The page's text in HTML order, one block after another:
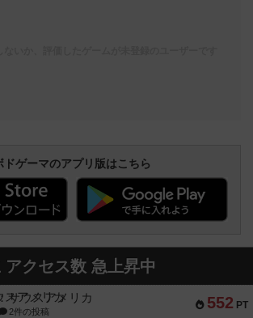
ドゲーマのアプリ版はこちら
アクセス数 急上昇中
552 PT
サウスアメリカ
2件の投稿